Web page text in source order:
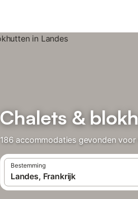
Chalets &
186 accommodaties gevonden
Bestemming